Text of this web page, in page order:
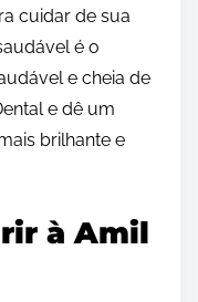
cuidar de sua
é o
e cheia de
e dê um
brilhante e
à Amil